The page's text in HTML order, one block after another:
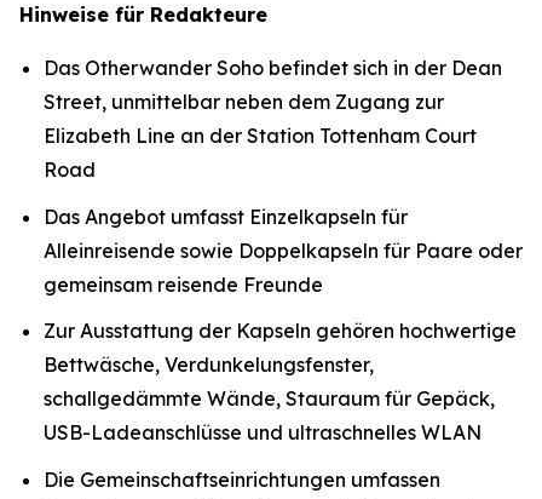
Hinweise für Redakteure
Das Otherwander Soho befindet sich in der Dean
Street, unmittelbar neben dem Zugang zur
Elizabeth Line an der Station Tottenham Court
Road
Das Angebot umfasst Einzelkapseln für
Alleinreisende sowie Doppelkapseln für Paare oder
gemeinsam reisende Freunde
Zur Ausstattung der Kapseln gehören hochwertige
Bettwäsche, Verdunkelungsfenster,
schallgedämmte Wände, Stauraum für Gepäck,
USB-Ladeanschlüsse und ultraschnelles WLAN
Die Gemeinschaftseinrichtungen umfassen